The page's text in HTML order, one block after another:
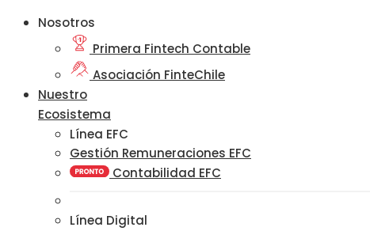
Nosotros
Primera Fintech Contable
Asociación FinteChile
Nuestro
Ecosistema
Línea EFC
Gestión Remuneraciones EFC
Contabilidad EFC
Línea Digital